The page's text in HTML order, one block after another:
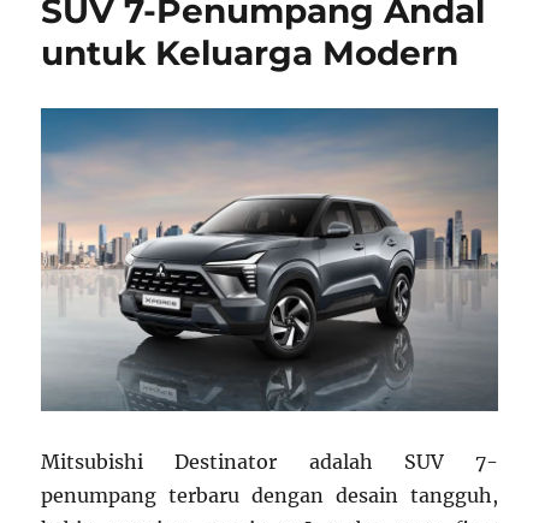
Xpander
SUV 7-Penumpang Andal
untuk Keluarga Modern
Mitsubishi Destinator adalah SUV 7-
penumpang terbaru dengan desain tangguh,